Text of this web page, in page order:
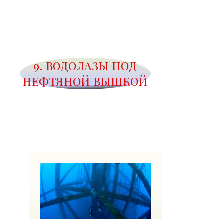
9. ВОДОЛАЗЫ ПОД
НЕФТЯНОЙ ВЫШКОЙ